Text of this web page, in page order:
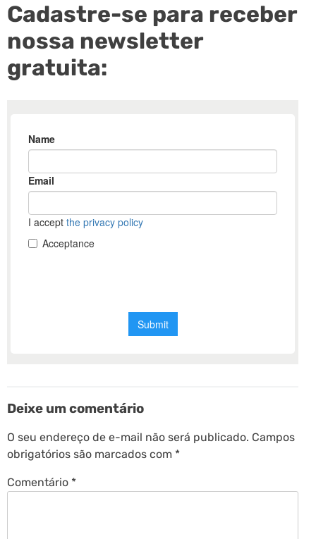
Cadastre-se para receber
nossa newsletter
gratuita:
Deixe um comentário
O seu endereço de e-mail não será publicado. Campos
obrigatórios são marcados com *
Comentário *